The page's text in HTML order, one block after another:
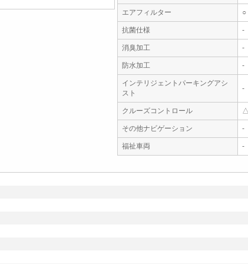
エアフィルター
○
抗菌仕様 -
消臭加工 -
防水加工 -
インテリジェントパーキングアシ
スト
-
クルーズコントロール
その他ナビゲーション -
福祉車両
-